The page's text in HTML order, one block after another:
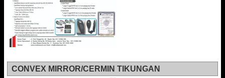
CONVEX MIRROR/CERMIN TIKUNGAN